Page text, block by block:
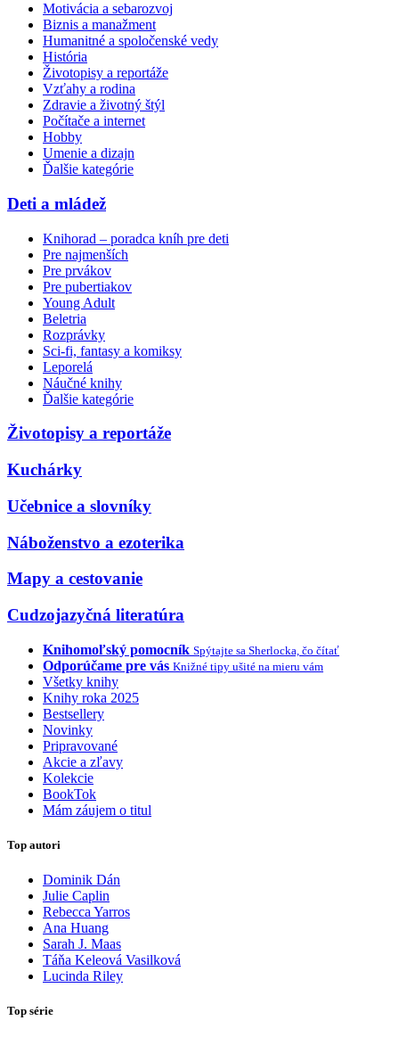
Motivácia a sebarozvoj
Biznis a manažment
Humanitné a spoločenské vedy
História
Životopisy a reportáže
Vzťahy a rodina
Zdravie a životný štýl
Počítače a internet
Hobby
Umenie a dizajn
Ďalšie kategórie
Deti a mládež
Knihorad – poradca kníh pre deti
Pre najmenších
Pre prvákov
Pre pubertiakov
Young Adult
Beletria
Rozprávky
Sci-fi, fantasy a komiksy
Leporelá
Náučné knihy
Ďalšie kategórie
Životopisy a reportáže
Kuchárky
Učebnice a slovníky
Náboženstvo a ezoterika
Mapy a cestovanie
Cudzojazyčná literatúra
Knihomoľský pomocník Spýtajte sa Sherlocka, čo čítať
Odporúčame pre vás Knižné tipy ušité na mieru vám
Všetky knihy
Knihy roka 2025
Bestsellery
Novinky
Pripravované
Akcie a zľavy
Kolekcie
BookTok
Mám záujem o titul
Top autori
Dominik Dán
Julie Caplin
Rebecca Yarros
Ana Huang
Sarah J. Maas
Táňa Keleová Vasilková
Lucinda Riley
Top série